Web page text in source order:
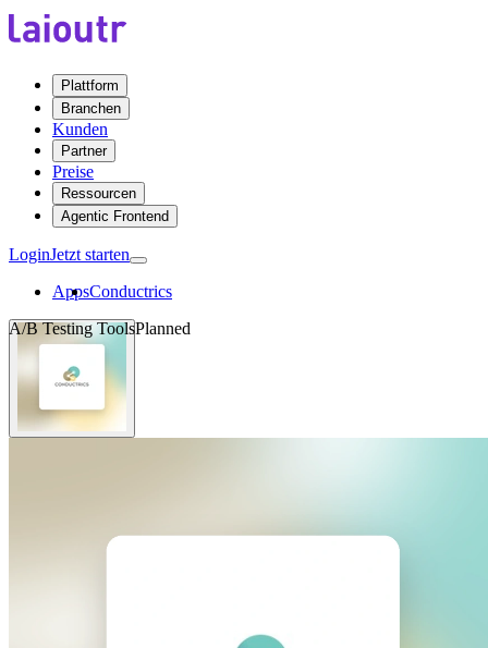
Plattform
Branchen
Kunden
Partner
Preise
Ressourcen
Agentic Frontend
LoginJetzt starten
AppsConductrics
A/B Testing ToolsPlanned